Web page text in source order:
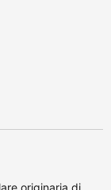
originaria di